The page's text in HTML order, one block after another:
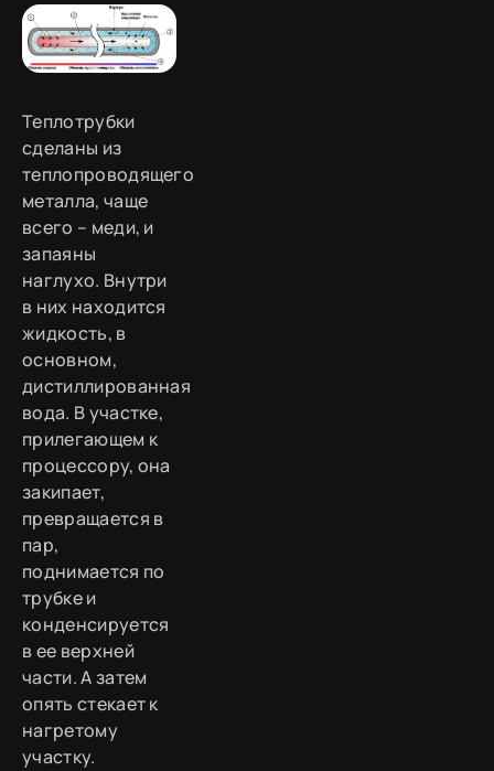
Теплотрубки
сделаны из
теплопроводящего
металла, чаще
всего – меди, и
запаяны
наглухо. Внутри
в них находится
жидкость, в
основном,
дистиллированная
вода. В участке,
прилегающем к
процессору, она
закипает,
превращается в
пар,
поднимается по
трубке и
конденсируется
в ее верхней
части. А затем
опять стекает к
нагретому
участку.